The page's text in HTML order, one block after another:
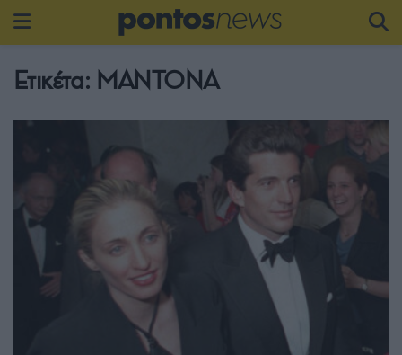
Ετικέτα: ΜΑΝΤΟΝΑ